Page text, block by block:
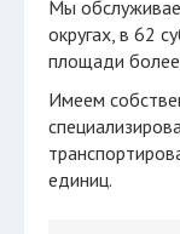
Мы
округах, в 62
площади
Имеем
единиц.